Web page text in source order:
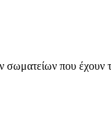
που έχουν